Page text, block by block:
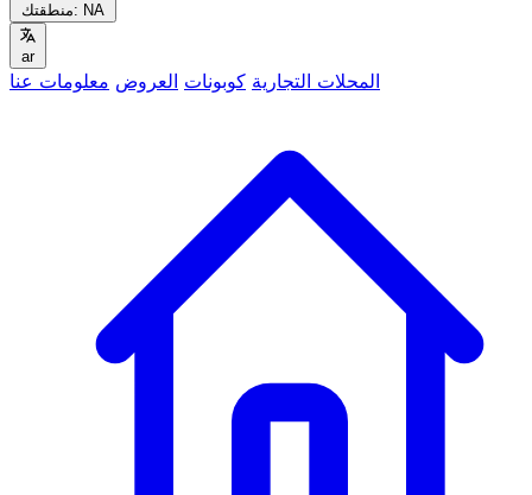
منطقتك: NA
ar
المحلات التجارية كوبونات العروض معلومات عنا